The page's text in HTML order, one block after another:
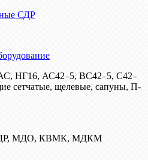
СДР
НГ16, АС42–5, ВС42–5, С42–
сетчатые, щелевые, сапуны, П-
МДО, КВМК, МДКМ